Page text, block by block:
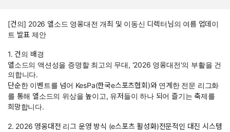
[건의] 2026 엘소드 영웅대전 개최 및 이동신 디렉터님의 여름 업데이
트 발표 제안
1. 건의 배경
엘소드의 액션성을 증명할 최고의 무대, '2026 영웅대전'의 부활을 건
의합니다.
단순한 이벤트를 넘어 KesPa(한국e스포츠협회)와 연계한 전문 리그화
를 통해 엘소드의 위상을 높이고, 유저들이 하나 되어 즐기는 축제를
희망합니다.
2. 2026 영웅대전 리그 운영 방식 (e스포츠 활성화)전문적인 대진 시스템